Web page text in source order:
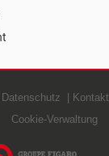
Datenschutz Kontakt
Cookie-Verwaltung